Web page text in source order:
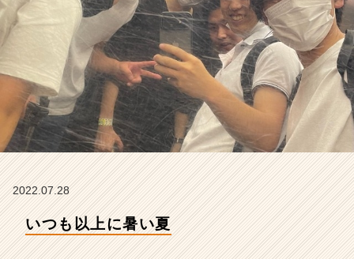
の
タ
イ
ム
ラ
イ
ン】
ベ
ー・
成
2022.07.28
いつも以上に暑い夏